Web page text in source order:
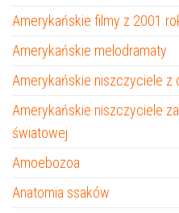
Amerykańskie filmy z 2001
Amerykańskie melodramaty
Amerykańskie niszczyciele z
Amerykańskie niszczyciele
światowej
Amoebozoa
Anatomia ssaków